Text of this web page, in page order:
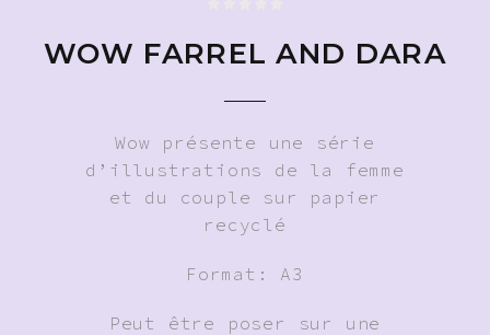
WOW FARREL AND DARA
Wow présente une série
d’illustrations de la femme
et du couple sur papier
recyclé
Format: A3
Peut être poser sur une